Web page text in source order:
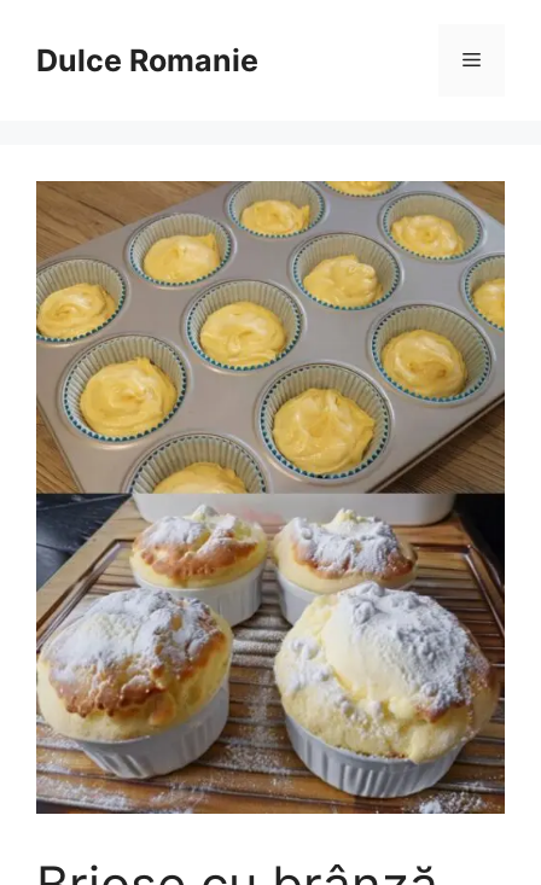
conținutDulce Romanie Meniu